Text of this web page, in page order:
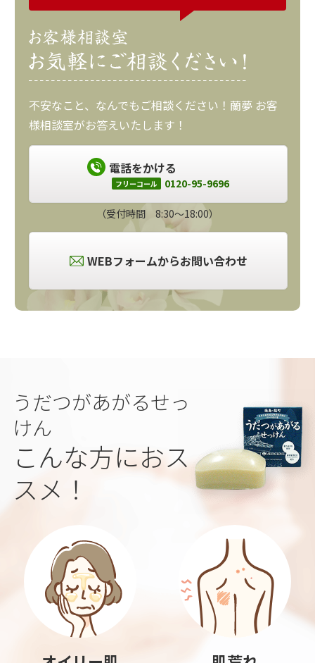
不安なこと、なんでもご相談ください！蘭夢 お客
様相談室がお答えいたします！
電話をかける
フリーコール 0120-95-9696
（受付時間 8:30～18:00）
WEBフォームからお問い合わせ
うだつがあがるせっ
けん
こんな方におス
スメ！